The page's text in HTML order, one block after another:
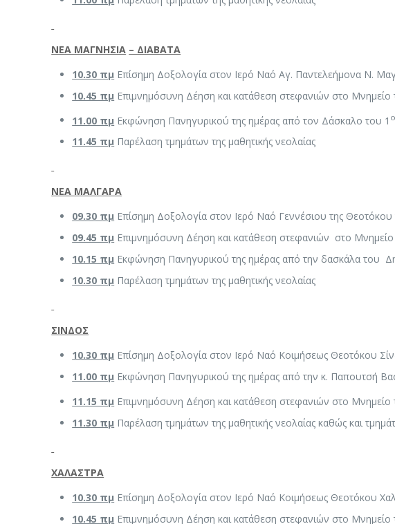
ΝΕΑ ΜΑΓΝΗΣΙΑ – ΔΙΑΒΑΤΑ
10.30 πμ Επίσημη Δοξολογία στον Ιερό Ναό Αγ. Παντελεήμονα Ν.
10.45 πμ Επιμνημόσυνη Δέηση και κατάθεση στεφανιών στο
11.00 πμ Εκφώνηση Πανηγυρικού της ημέρας από τον Δάσκαλο του 1
11.45 πμ Παρέλαση τμημάτων της μαθητικής νεολαίας
ΝΕΑ ΜΑΛΓΑΡΑ
09.30 πμ Επίσημη Δοξολογία στον Ιερό Ναό Γεννέσιου της
09.45 πμ Επιμνημόσυνη Δέηση και κατάθεση στεφανιών στο
10.15 πμ Εκφώνηση Πανηγυρικού της ημέρας από την δασκάλα του
10.30 πμ Παρέλαση τμημάτων της μαθητικής νεολαίας
ΣΙΝΔΟΣ
10.30 πμ Επίσημη Δοξολογία στον Ιερό Ναό Κοιμήσεως Θεοτόκου
11.00 πμ Εκφώνηση Πανηγυρικού της ημέρας από την κ. Παπουτσή
11.15 πμ Επιμνημόσυνη Δέηση και κατάθεση στεφανιών στο
11.30 πμ Παρέλαση τμημάτων της μαθητικής νεολαίας καθώς και
ΧΑΛΑΣΤΡΑ
10.30 πμ Επίσημη Δοξολογία στον Ιερό Ναό Κοιμήσεως Θεοτόκου
10.45 πμ Επιμνημόσυνη Δέηση και κατάθεση στεφανιών στο